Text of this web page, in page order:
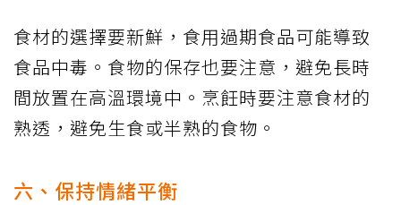
食材的選擇要新鮮，食用過期食品可能導致
食品中毒。食物的保存也要注意，避免長時
間放置在高溫環境中。烹飪時要注意食材的
熟透，避免生食或半熟的食物。
六、保持情緒平衡